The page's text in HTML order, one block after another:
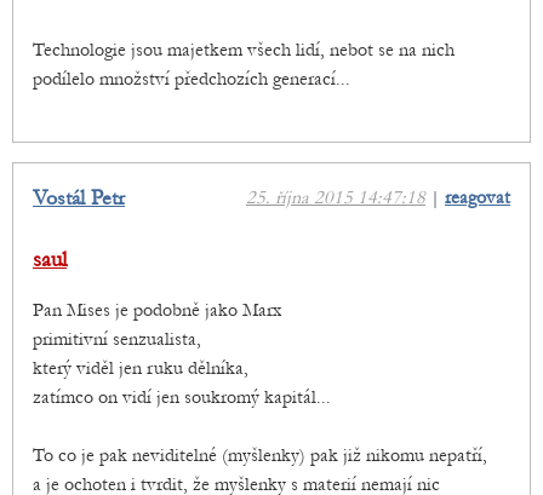
Technologie jsou majetkem všech lidí, nebot se na nich
podílelo množství předchozích generací...
25. října 2015 14:47:18| reagovat
Vostál Petr
saul
Pan Mises je podobně jako Marx
primitivní senzualista,
který viděl jen ruku dělníka,
zatímco on vidí jen soukromý kapitál...
To co je pak neviditelné (myšlenky) pak již nikomu nepatří,
a je ochoten i tvrdit, že myšlenky s materií nemají nic